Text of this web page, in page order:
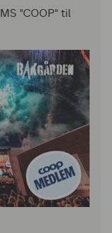
"COOP" til